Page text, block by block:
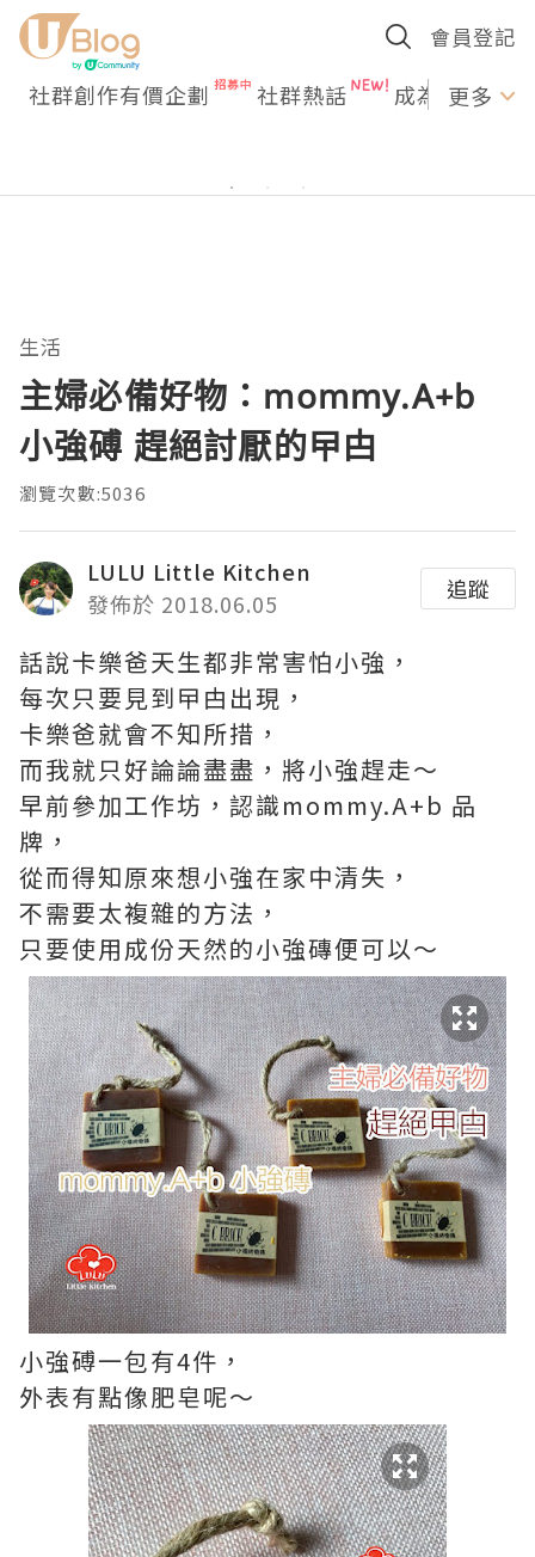
會員登記
社群創作有價企劃 社群熱話 成為U更多
生活
主婦必備好物：mommy.A+b
小強磗 趕絕討厭的曱甴
瀏覽次數:5036
LULU Little Kitchen
發佈於 2018.06.05
追蹤
話說卡樂爸天生都非常害怕小強，
每次只要見到曱甴出現，
卡樂爸就會不知所措，
而我就只好論論盡盡，將小強趕走～
早前參加工作坊，認識mommy.A+b 品
牌，
從而得知原來想小強在家中清失，
不需要太複雜的方法，
只要使用成份天然的小強磚便可以～
小強磗一包有4件，
外表有點像肥皂呢～